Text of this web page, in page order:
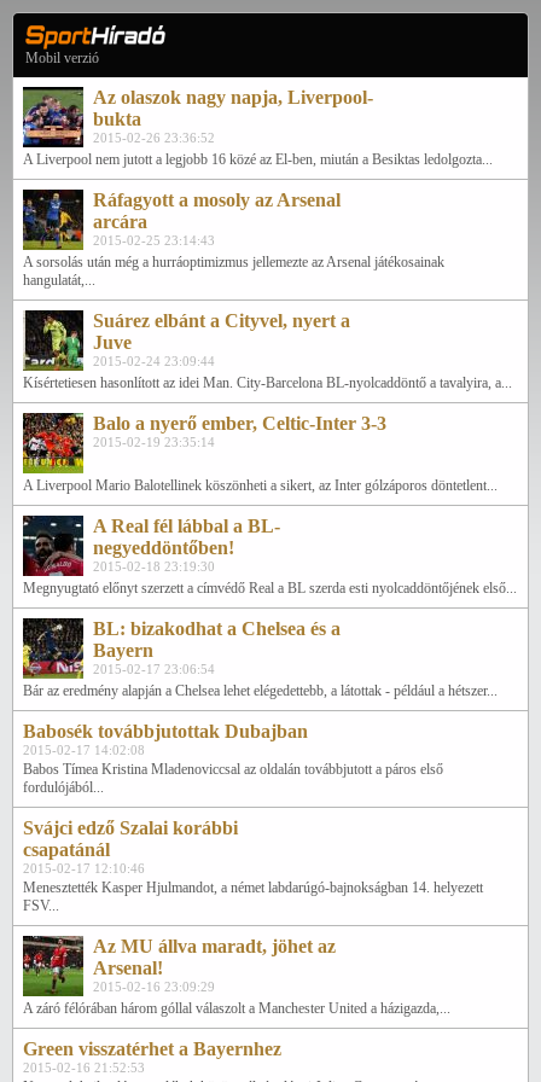
Mobil verzió
Az olaszok nagy napja, Liverpool-
bukta
2015-02-26 23:36:52
A Liverpool nem jutott a legjobb 16 közé az El-ben, miután a Besiktas ledolgozta...
Ráfagyott a mosoly az Arsenal
arcára
2015-02-25 23:14:43
A sorsolás után még a hurráoptimizmus jellemezte az Arsenal játékosainak
hangulatát,...
Suárez elbánt a Cityvel, nyert a
Juve
2015-02-24 23:09:44
Kísértetiesen hasonlított az idei Man. City-Barcelona BL-nyolcaddöntő a tavalyira, a...
Balo a nyerő ember, Celtic-Inter 3-3
2015-02-19 23:35:14
A Liverpool Mario Balotellinek köszönheti a sikert, az Inter gólzáporos döntetlent...
A Real fél lábbal a BL-
negyeddöntőben!
2015-02-18 23:19:30
Megnyugtató előnyt szerzett a címvédő Real a BL szerda esti nyolcaddöntőjének első...
BL: bizakodhat a Chelsea és a
Bayern
2015-02-17 23:06:54
Bár az eredmény alapján a Chelsea lehet elégedettebb, a látottak - például a hétszer...
Babosék továbbjutottak Dubajban
2015-02-17 14:02:08
Babos Tímea Kristina Mladenoviccsal az oldalán továbbjutott a páros első
fordulójából...
Svájci edző Szalai korábbi
csapatánál
2015-02-17 12:10:46
Menesztették Kasper Hjulmandot, a német labdarúgó-bajnokságban 14. helyezett
FSV...
Az MU állva maradt, jöhet az
Arsenal!
2015-02-16 23:09:29
A záró félórában három góllal válaszolt a Manchester United a házigazda,...
Green visszatérhet a Bayernhez
2015-02-16 21:52:53